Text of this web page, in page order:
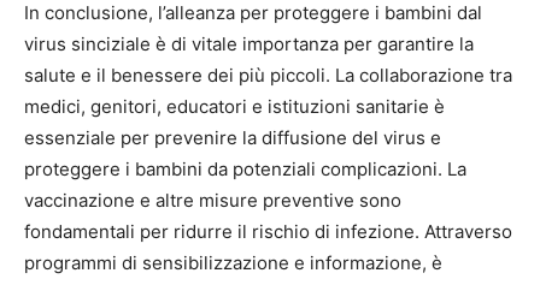
In conclusione, l’alleanza per proteggere i bambini dal
virus sinciziale è di vitale importanza per garantire la
salute e il benessere dei più piccoli. La collaborazione tra
medici, genitori, educatori e istituzioni sanitarie è
essenziale per prevenire la diffusione del virus e
proteggere i bambini da potenziali complicazioni. La
vaccinazione e altre misure preventive sono
fondamentali per ridurre il rischio di infezione. Attraverso
programmi di sensibilizzazione e informazione, è